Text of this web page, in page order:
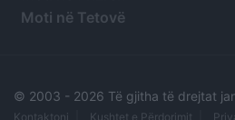
Moti në Tetovë
© 2003 - 2026 Të gjitha të drejtat
Kontaktoni Kushtet e Përdorimit